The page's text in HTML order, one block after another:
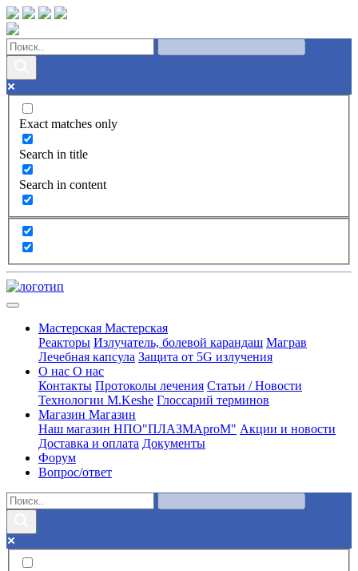
Exact matches only
Search in title
Search in content
Мастерская Мастерская
Реакторы Излучатель, болевой карандаш Маграв
Лечебная капсула Защита от 5G излучения
О нас О нас
Контакты Протоколы лечения Статьи / Новости
Технологии M.Keshe Глоссарий терминов
Магазин Магазин
Наш магазин НПО"ПЛАЗМАproM" Акции и новости
Доставка и оплата Документы
Форум
Вопрос/ответ